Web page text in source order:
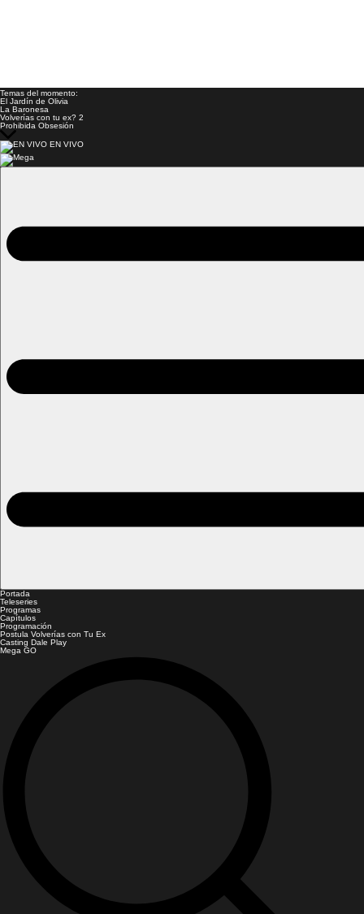
Temas del momento:
El Jardín de Olivia
La Baronesa
Volverías con tu ex? 2
Prohibida Obsesión
EN VIVO
Portada
Teleseries
Programas
Capítulos
Programación
Postula Volverías con Tu Ex
Casting Dale Play
Mega GO